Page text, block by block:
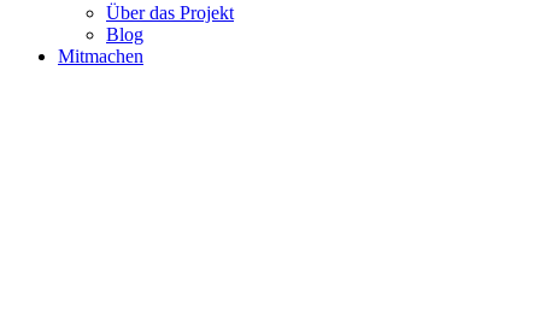
Über das Projekt
Blog
Mitmachen